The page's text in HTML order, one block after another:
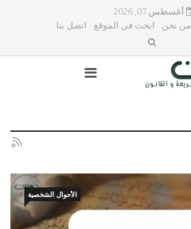
أغسطس 07, 2026
من نحن ابحث في الموقع اتصل بنا
الأحوال الشخصية